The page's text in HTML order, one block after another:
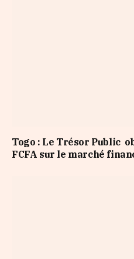
Togo : Le Trésor Public
FCFA sur le marché